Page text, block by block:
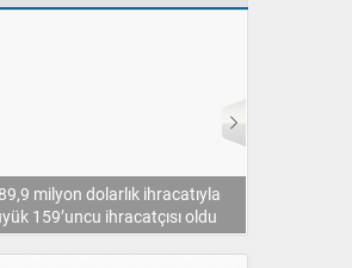
milyon dolarlık ihracatıyla
159’uncu ihracatçısı oldu